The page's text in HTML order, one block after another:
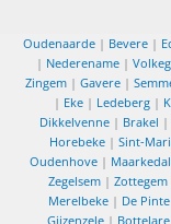
Oudenaarde | Bevere |
| Nederename|
Zingem| Gavere|
| Eke| Ledeberg|
Dikkelvenne | Brakel |
Horebeke| Sint-
Oudenhove| Maarkedal
Zegelsem| Zottegem
Merelbeke| De Pinte
Gijzenzele | Bottelare